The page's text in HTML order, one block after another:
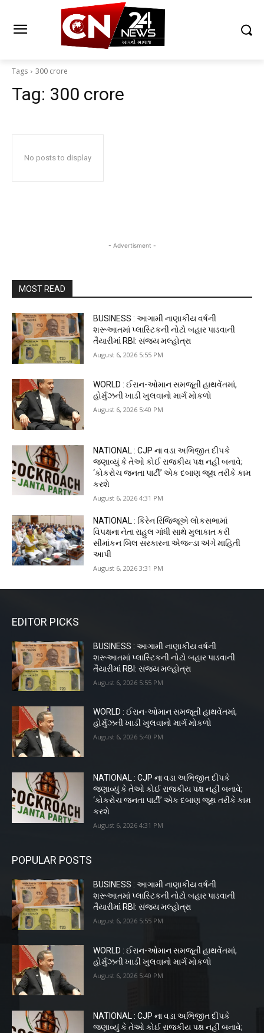
Tags 300 crore
Tag: 300 crore
No posts to display
- Advertisment -
MOST READ
BUSINESS : આગામી નાણાકીય વર્ષની
શરૂઆતમાં પ્લાસ્ટિકની નોટો બહાર પાડવાની
તૈયારીમાં RBI: સંજય મલ્હોત્રા
August 6, 2026 5:55 PM
WORLD : ઈરાન-ઓમાન સમજૂતી હાથવેંતમાં,
હોર્મુઝની ખાડી ખુલવાનો માર્ગ મોકળો
August 6, 2026 5:40 PM
NATIONAL : CJP ના વડા અભિજીત દીપકે
જણાવ્યું કે તેઓ કોઈ રાજકીય પક્ષ નહીં બનાવે;
‘કોકરોચ જનતા પાર્ટી’ એક દબાણ જૂથ તરીકે કામ
કરશે
August 6, 2026 4:31 PM
NATIONAL : કિરેન રિજિજૂએ લોકસભામાં
વિપક્ષના નેતા રાહુલ ગાંધી સાથે મુલાકાત કરી
સીમાંકન બિલ સરકારના એજન્ડા અંગે માહિતી
આપી
August 6, 2026 3:31 PM
EDITOR PICKS
BUSINESS : આગામી નાણાકીય વર્ષની
શરૂઆતમાં પ્લાસ્ટિકની નોટો બહાર પાડવાની
તૈયારીમાં RBI: સંજય મલ્હોત્રા
August 6, 2026 5:55 PM
WORLD : ઈરાન-ઓમાન સમજૂતી હાથવેંતમાં,
હોર્મુઝની ખાડી ખુલવાનો માર્ગ મોકળો
August 6, 2026 5:40 PM
NATIONAL : CJP ના વડા અભિજીત દીપકે
જણાવ્યું કે તેઓ કોઈ રાજકીય પક્ષ નહીં બનાવે;
‘કોકરોચ જનતા પાર્ટી’ એક દબાણ જૂથ તરીકે કામ
કરશે
August 6, 2026 4:31 PM
POPULAR POSTS
BUSINESS : આગામી નાણાકીય વર્ષની
શરૂઆતમાં પ્લાસ્ટિકની નોટો બહાર પાડવાની
તૈયારીમાં RBI: સંજય મલ્હોત્રા
August 6, 2026 5:55 PM
WORLD : ઈરાન-ઓમાન સમજૂતી હાથવેંતમાં,
હોર્મુઝની ખાડી ખુલવાનો માર્ગ મોકળો
August 6, 2026 5:40 PM
NATIONAL : CJP ના વડા અભિજીત દીપકે
જણાવ્યું કે તેઓ કોઈ રાજકીય પક્ષ નહીં બનાવે;